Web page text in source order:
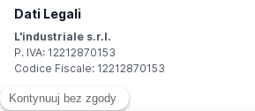
Dati Legali
L'industriale s.r.l.
P. IVA: 12212870153
Codice Fiscale: 12212870153
Sede Legale